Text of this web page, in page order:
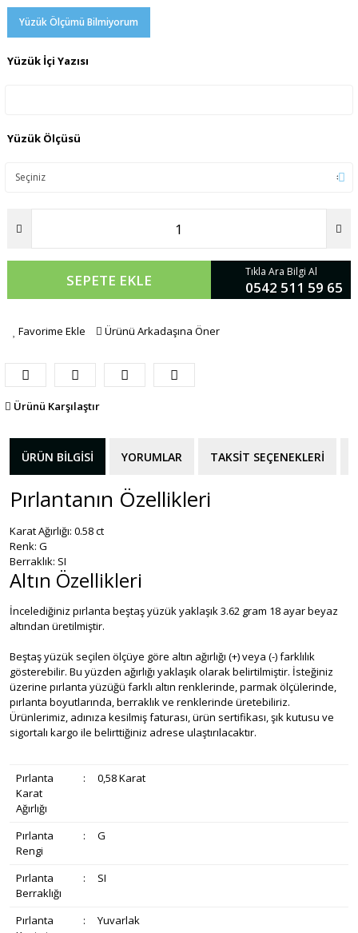
Yüzük Ölçümü Bilmiyorum
Yüzük İçi Yazısı
Yüzük Ölçüsü
SEPETE EKLE Tıkla Ara Bilgi Al
0542 511 59 65
Favorime Ekle Ürünü Arkadaşına Öner
Ürünü Karşılaştır
ÜRÜN BILGISI YORUMLAR TAKSIT SEÇENEKLERI
Pırlantanın Özellikleri
Karat Ağırlığı: 0.58 ct
Renk: G
Berraklık: SI
Altın Özellikleri
İncelediğiniz pırlanta beştaş yüzük yaklaşık 3.62 gram 18 ayar beyaz
altından üretilmiştir.
Beştaş yüzük seçilen ölçüye göre altın ağırlığı (+) veya (-) farklılık
gösterebilir. Bu yüzden ağırlığı yaklaşık olarak belirtilmiştir. İsteğiniz
üzerine pırlanta yüzüğü farklı altın renklerinde, parmak ölçülerinde,
pırlanta boyutlarında, berraklık ve renklerinde üretebiliriz.
Ürünlerimiz, adınıza kesilmiş faturası, ürün sertifikası, şık kutusu ve
sigortalı kargo ile belirttiğiniz adrese ulaştırılacaktır.
Pırlanta
Karat
Ağırlığı
: 0,58 Karat
Pırlanta
Rengi
: G
Pırlanta
Berraklığı
: SI
Pırlanta
: Yuvarlak